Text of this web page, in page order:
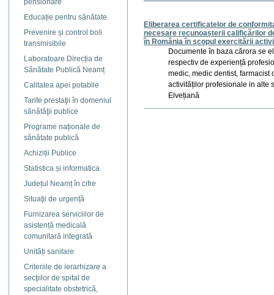
pensionare
Educație pentru sănătate
Prevenire și control boli
transmisibile
Laboratoare Direcția de
Sănătate Publică Neamț
Calitatea apei potabile
Tarife prestaţii în domeniul
sănătăţii publice
Programe naționale de
sănătate publică
Achiziții Publice
Statistica și informatica
Județul Neamț în cifre
Situaţii de urgență
Furnizarea serviciilor de
asistență medicală
comunitară integrată
Unități sanitare
Criteriile de ierarhizare a
secţiilor de spital de
specialitate obstetrică,
Eliberarea certificatelor de
necesare recunoașterii calificărilor
în România în scopul exercitării
Documente în baza cărora se
respectiv de experiență
medic, medic dentist,
activităților profesionale in alte
Elvețiană